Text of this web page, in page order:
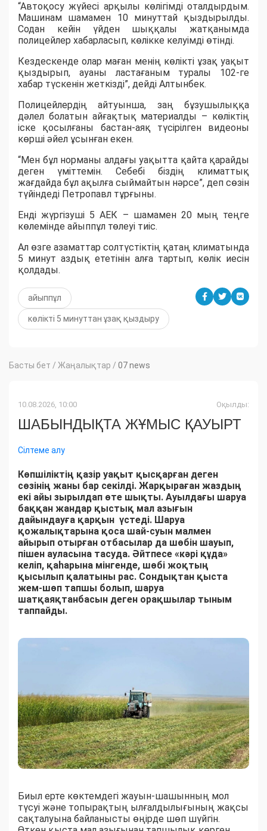
“Автоқосу жүйесі арқылы көлігімді оталдырдым.
Машинам шамамен 10 минуттай қыздырылды.
Содан кейін үйден шыққалы жатқанымда
полицейлер хабарласып, көлікке келуімді өтінді.
Кездескенде олар маған менің көлікті ұзақ уақыт
қыздырып, ауаны ластағаным туралы 102-ге
хабар түскенін жеткізді”, дейді Алтынбек.
Полицейлердің айтуынша, заң бұзушылыққа
дәлел болатын айғақтық материалды – көліктің
іске қосылғаны бастан-аяқ түсірілген видеоны
көрші әйел ұсынған екен.
“Мен бұл норманы алдағы уақытта қайта қарайды
деген үміттемін. Себебі біздің климаттық
жағдайда бұл ақылға сыймайтын нәрсе”, деп сөзін
түйіндеді Петропавл тұрғыны.
Енді жүргізуші 5 АЕК – шамамен 20 мың теңге
көлемінде айыппұл төлеуі тиіс.
Ал өзге азаматтар солтүстіктің қатаң климатында
5 минут аздық ететінін алға тартып, көлік иесін
қолдады.
айыппұл
көлікті 5 минуттан ұзақ қыздыру
Басты бет / Жаңалықтар / 07 news
10.08.2026, 10:00 Оқылды:
ШАБЫНДЫҚТА ЖҰМЫС ҚАУЫРТ
Сілтеме алу
Көпшіліктің қазір уақыт қысқарған деген
сөзінің жаны бар секілді. Жарқыраған жаздың
екі айы зырылдап өте шықты. Ауылдағы шаруа
баққан жандар қыстық мал азығын
дайындауға қарқын үстеді. Шаруа
қожалықтарына қоса шай-суын малмен
айырып отырған отбасылар да шөбін шауып,
пішен ауласына тасуда. Әйтпесе «кәрі құда»
келіп, қаһарына мінгенде, шөбі жоқтың
қысылып қалатыны рас. Сондықтан қыста
жем-шөп тапшы болып, шаруа
шатқаяқтанбасын деген орақшылар тыным
таппайды.
Биыл ерте көктемдегі жауын-шашынның мол
түсуі және топырақтың ылғалдылығының жақсы
сақталуына байланысты өңірде шөп шүйгін.